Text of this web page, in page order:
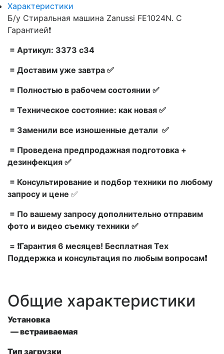
Характеристики
Б/у Стиральная машина Zanussi FE1024N. С
Гарантией❗
= Артикул: 3373 c34
= Доставим уже завтра ✅
= Полностью в рабочем состоянии ✅
= Техническое состояние: как новая ✅
= Заменили все изношенные детали ✅
= Проведена предпродажная подготовка +
дезинфекция ✅
= Консультирование и подбор техники по любому
запросу и цене ✅
= По вашему запросу дополнительно отправим
фото и видео съемку техники ✅
= ❗Гарантия 6 месяцев! Бесплатная Тех
Поддержка и консультация по любым вопросам❗
Общие характеристики
Установка
— встраиваемая
Тип загрузки